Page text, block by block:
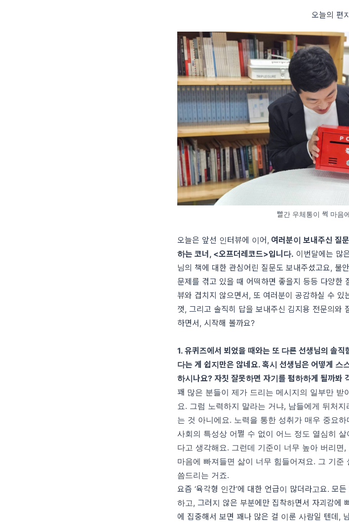
오늘의 편
빨간 우체통이 썩 마음
오늘은 앞선 인터뷰에 이어, 여러분이 보내주신 질
하는 코너, <오프더레코드>입니다. 이번달에는 많
님의 책에 대한 관심어린 질문도 보내주셨고요, 불
문제를 겪고 있을 때 어떡하면 좋을지 등등 다양한
뷰와 겹치지 않으면서, 또 여러분이 공감하실 수
껏, 그리고 솔직히 답을 보내주신 김지용 전문의와
하면서, 시작해 볼까요?
1.유퀴즈에서 뵈었을 때와는 또 다른 선생님의 솔
다는 게 쉽지만은 않네요.혹시 선생님은 어떻게 스
하시나요? 자칫 잘못하면 자기를 폄하하게 될까봐
꽤 많은 분들이 제가 드리는 메시지의 일부만 받
요. 그럼 노력하지 말라는 거냐, 남들에게 뒤처지
는 것 아니에요. 노력을 통한 성취가 매우 중요
사회의 특성상 어쩔 수 없이 어느 정도 열심히 살
다고 생각해요. 그런데 기준이 너무 높아 버리면,
마음에 빠져들면 삶이 너무 힘들어져요. 그 기준
씀드리는 거죠.
요즘‘육각형 인간’에 대한 언급이 많더라고요.모든
하고, 그러지 않은 부분에만 집착하면서 자괴감에
에 집중해서 보면 꽤나 많은 걸 이룬 사람일 텐데,